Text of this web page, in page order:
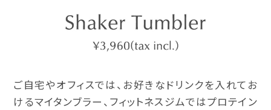
ご自宅やオフィスでは、お好きなドリンクを入れてお
けるマイタンブラー、フィットネスジムではプロテイン